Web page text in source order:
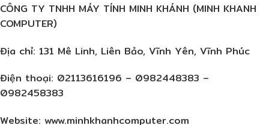
CÔNG TY TNHH MÁY TÍNH MINH KHÁNH (MINH KHANH
COMPUTER)
Địa chỉ: 131 Mê Linh, Liên Bảo, Vĩnh Yên, Vĩnh Phúc
Điện thoại: 02113616196 – 0982448383 –
0982458383
Website: www.minhkhanhcomputer.com